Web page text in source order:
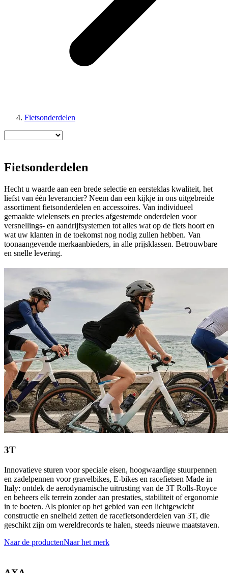
Fietsonderdelen
Fietsonderdelen
Hecht u waarde aan een brede selectie en eersteklas kwaliteit, het
liefst van één leverancier? Neem dan een kijkje in ons uitgebreide
assortiment fietsonderdelen en accessoires. Van individueel
gemaakte wielensets en precies afgestemde onderdelen voor
versnellings- en aandrijfsystemen tot alles wat op de fiets hoort en
wat uw klanten in de toekomst nog nodig zullen hebben. Van
toonaangevende merkaanbieders, in alle prijsklassen. Betrouwbare
en snelle levering.
3T
Innovatieve sturen voor speciale eisen, hoogwaardige stuurpennen
en zadelpennen voor gravelbikes, E-bikes en racefietsen Made in
Italy: ontdek de aerodynamische uitrusting van de 3T Rolls-Royce
en beheers elk terrein zonder aan prestaties, stabiliteit of ergonomie
in te boeten. Als pionier op het gebied van een lichtgewicht
constructie en snelheid zetten de racefietsonderdelen van 3T, die
geschikt zijn om wereldrecords te halen, steeds nieuwe maatstaven.
Naar de productenNaar het merk